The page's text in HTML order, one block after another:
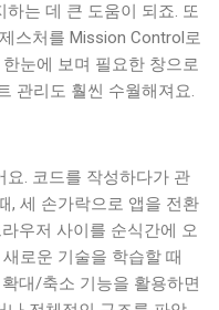
는 데 큰 도움이 되죠. 또
스처를 Mission Control로
눈에 보며 필요한 창으로
관리도 훨씬 수월해져요.
. 코드를 작성하다가 관
, 세 손가락으로 앱을 전환
우저 사이를 순식간에 오
로운 기술을 학습할 때
대/축소 기능을 활용하면